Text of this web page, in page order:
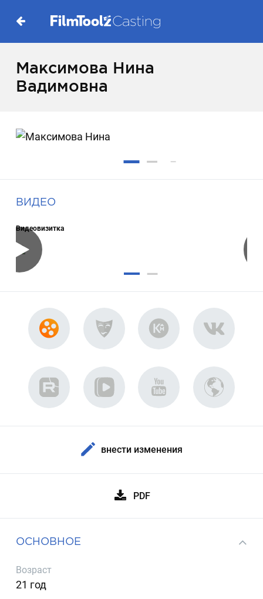
Максимова Нина
Вадимовна
ВИДЕО
Видеовизитка
внести изменения
PDF
ОСНОВНОЕ
Возраст
21 год